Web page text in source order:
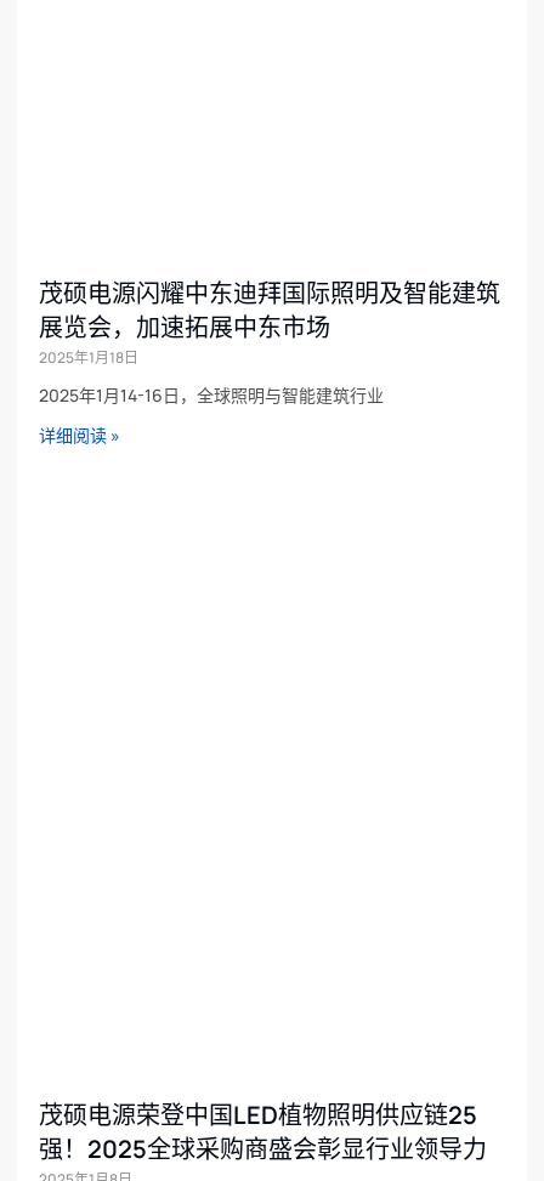
茂硕电源闪耀中东迪拜国际照明及智能建筑
展览会，加速拓展中东市场
2025年1月18日
2025年1月14-16日，全球照明与智能建筑行业
详细阅读 »
茂硕电源荣登中国LED植物照明供应链25
强！2025全球采购商盛会彰显行业领导力